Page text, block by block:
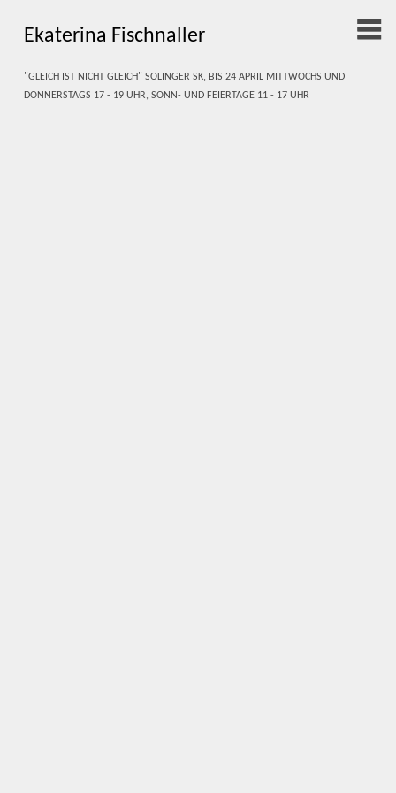
Ekaterina Fischnaller
"Gleich ist nicht gleich" Solinger SK, bis 24 April Mittwochs und
Donnerstags 17 - 19 Uhr, Sonn- und Feiertage 11 - 17 Uhr